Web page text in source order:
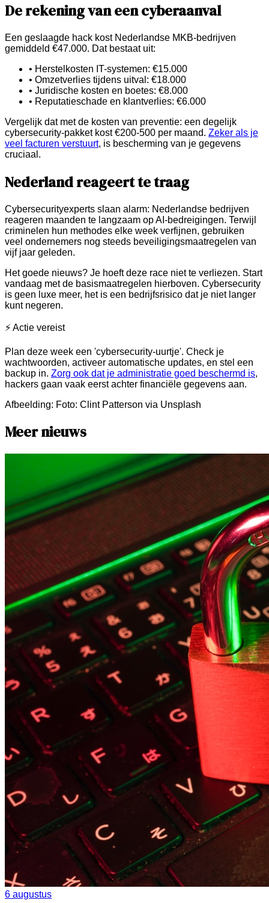
De rekening van een cyberaanval
Een geslaagde hack kost Nederlandse MKB-bedrijven
gemiddeld €47.000. Dat bestaat uit:
• Herstelkosten IT-systemen: €15.000
• Omzetverlies tijdens uitval: €18.000
• Juridische kosten en boetes: €8.000
• Reputatieschade en klantverlies: €6.000
Vergelijk dat met de kosten van preventie: een degelijk
cybersecurity-pakket kost €200-500 per maand. Zeker als je
veel facturen verstuurt, is bescherming van je gegevens
cruciaal.
Nederland reageert te traag
Cybersecurityexperts slaan alarm: Nederlandse bedrijven
reageren maanden te langzaam op AI-bedreigingen. Terwijl
criminelen hun methodes elke week verfijnen, gebruiken
veel ondernemers nog steeds beveiligingsmaatregelen van
vijf jaar geleden.
Het goede nieuws? Je hoeft deze race niet te verliezen. Start
vandaag met de basismaatregelen hierboven. Cybersecurity
is geen luxe meer, het is een bedrijfsrisico dat je niet langer
kunt negeren.
⚡ Actie vereist
Plan deze week een 'cybersecurity-uurtje'. Check je
wachtwoorden, activeer automatische updates, en stel een
backup in. Zorg ook dat je administratie goed beschermd is,
hackers gaan vaak eerst achter financiële gegevens aan.
Afbeelding: Foto: Clint Patterson via Unsplash
Meer nieuws
6 augustus